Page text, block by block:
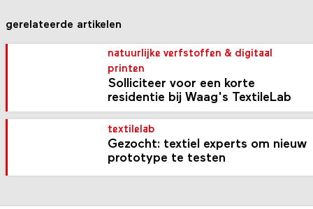
gerelateerde artikelen
natuurlijke verfstoffen & digitaal
printen
Solliciteer voor een korte
residentie bij Waag's TextileLab
textilelab
Gezocht: textiel experts om nieuw
prototype te testen